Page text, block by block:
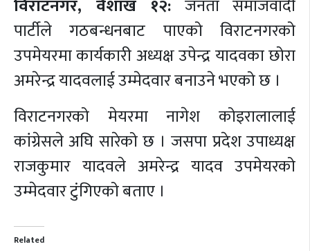
विराटनगर, वैशाख १२: जनता समाजवादी
पार्टीले गठबन्धनबाट पाएको विराटनगरको
उपमेयरमा कार्यकारी अध्यक्ष उपेन्द्र यादवका छोरा
अमरेन्द्र यादवलाई उम्मेदवार बनाउने भएको छ ।
विराटनगरको मेयरमा नागेश कोइरालालाई
कांग्रेसले अघि सारेको छ ।जसपा प्रदेश उपाध्यक्ष
राजकुमार यादवले अमरेन्द्र यादव उपमेयरको
उम्मेदवार टुंगिएको बताए ।
Related